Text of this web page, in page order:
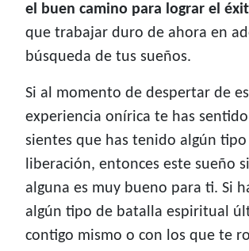
el buen camino para lograr el
que trabajar duro de ahora en
búsqueda de tus sueños.
Si al momento de despertar de
experiencia onírica te has
sientes que has tenido algún
liberación, entonces este sueño
alguna es muy bueno para ti. Si
algún tipo de batalla espiritual
contigo mismo o con los que te